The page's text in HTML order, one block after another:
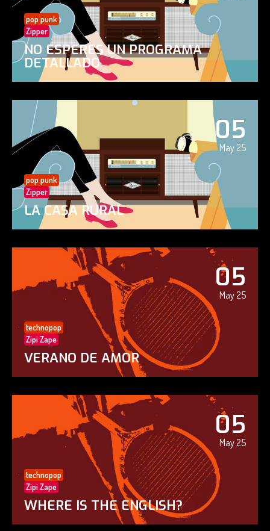
pop punk
Zipper
NO ESPERES UN PROGRAMA
DETALLADO
05
May 25
pop punk
Zipper
LA CASA RURAL
05
May 25
technopop
Zipi Zape
VERANO DE AMOR
05
May 25
technopop
Zipi Zape
WHERE IS THE ENGLISH?